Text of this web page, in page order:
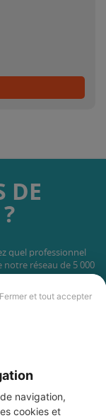
Fermer et tout accepter
navigation,
cookies et
DE
quel professionnel
notre réseau de 5 000